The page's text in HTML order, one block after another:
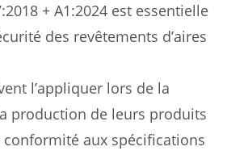
+ A1:2024 est essentielle
des revêtements d’aires
l’appliquer lors de la
production de leurs produits
conformité aux spécifications